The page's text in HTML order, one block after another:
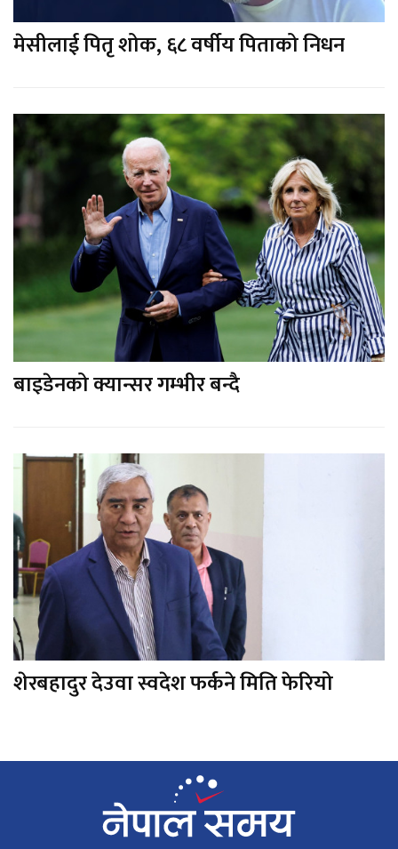
मेसीलाई पितृ शोक, ६८ वर्षीय पिताको निधन
बाइडेनको क्यान्सर गम्भीर बन्दै
शेरबहादुर देउवा स्वदेश फर्कने मिति फेरियो